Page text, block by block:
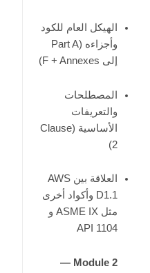
الهيكل العام للكود
وأجزاءه (Part A
إلى F + Annexes)
المصطلحات
والتعريفات
الأساسية (Clause
2)
العلاقة بين AWS
D1.1 وأكواد أخرى
مثل ASME IX و
API 1104
Module 2 —